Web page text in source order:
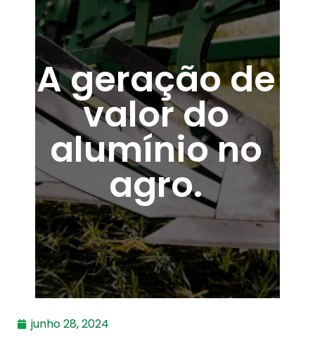
A geração de
valor do
alumínio no
agro.
junho 28, 2024